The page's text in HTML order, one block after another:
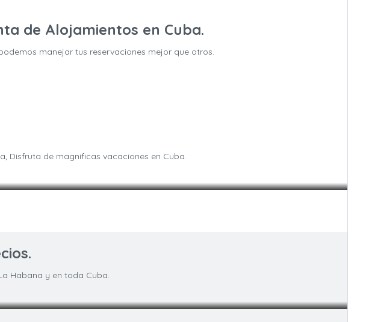
de Alojamientos en Cuba.
manejar tus reservaciones mejor que otros.
Disfruta de magnificas vacaciones en Cuba.
Habana y en toda Cuba.